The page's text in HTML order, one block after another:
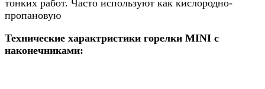
тонких работ. Часто используют как кислородно-
пропановую
Технические характристики горелки MINI с
наконечниками: